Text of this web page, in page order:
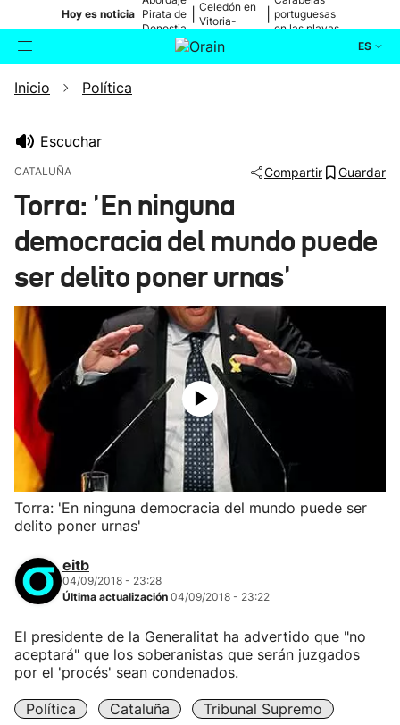
Hoy es noticia Pirata de
Donostia
Celedón en
Vitoria-
portuguesas
en las playas
ES
Buscador
Ikusmiran
Eguraldia
Inicio Política
Escuchar
CATALUÑA Compartir Guardar
Torra: 'En ninguna
democracia del mundo puede
ser delito poner urnas'
Torra: 'En ninguna democracia del mundo puede ser
delito poner urnas'
eitb
04/09/2018 - 23:28
Última actualización 04/09/2018 - 23:22
El presidente de la Generalitat ha advertido que "no
aceptará" que los soberanistas que serán juzgados
por el 'procés' sean condenados.
Política Cataluña
Tribunal Supremo